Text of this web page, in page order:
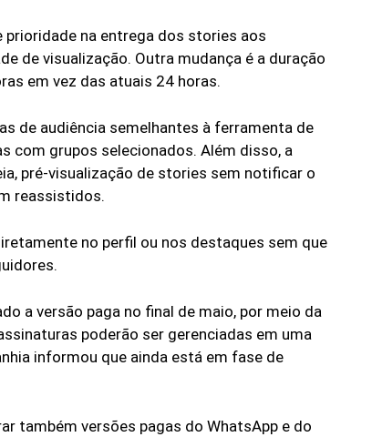
na entrega dos stories aos
de visualização. Outra mudança é a duração
em vez das atuais 24 horas.
de audiência semelhantes à ferramenta de
com grupos selecionados. Além disso, a
pré-visualização de stories sem notificar o
reassistidos.
no perfil ou nos destaques sem que
a versão paga no final de maio, por meio da
poderão ser gerenciadas em uma
informou que ainda está em fase de
também versões pagas do WhatsApp e do